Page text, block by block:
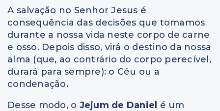
A salvação no Senhor Jesus é
consequência das decisões que tomamos
durante a nossa vida neste corpo de carne
e osso. Depois disso, virá o destino da nossa
alma (que, ao contrário do corpo perecível,
durará para sempre): o Céu ou a
condenação.
Desse modo, o Jejum de Daniel é um